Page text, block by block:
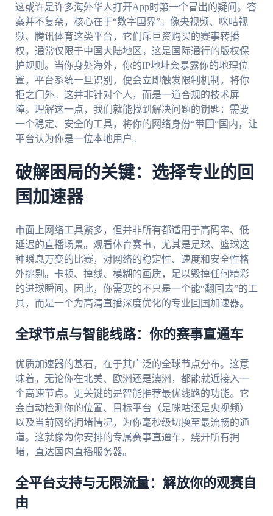
这或许是许多海外华人打开App时第一个冒出的疑问。答
案并不复杂，核心在于“数字国界”。像央视频、咪咕视
频、腾讯体育这类平台，它们斥巨资购买的赛事转播
权，通常仅限于中国大陆地区。这是国际通行的版权保
护规则。当你身处海外，你的IP地址会暴露你的地理位
置，平台系统一旦识别，便会立即触发限制机制，将你
拒之门外。这并非针对个人，而是一道合规的技术屏
障。理解这一点，我们就能找到解决问题的钥匙：需要
一个稳定、安全的工具，将你的网络身份“带回”国内，让
平台认为你是一位本地用户。
破解困局的关键：选择专业的回
国加速器
市面上网络工具繁多，但并非所有都适用于高码率、低
延迟的直播场景。观看体育赛事，尤其是足球、篮球这
种瞬息万变的比赛，对网络的稳定性、速度和安全性格
外挑剔。卡顿、掉线、模糊的画质，足以毁掉任何精彩
的进球瞬间。因此，你需要的不只是一个能“翻回去”的工
具，而是一个为高清直播深度优化的专业回国加速器。
全球节点与智能线路：你的赛事直通车
优质加速器的基石，在于其广泛的全球节点分布。这意
味着，无论你在北美、欧洲还是澳洲，都能就近接入一
个高速节点。更关键的是智能推荐最优线路的功能。它
会自动检测你的位置、目标平台（是咪咕还是央视频）
以及当前网络拥堵情况，为你毫秒级切换至最流畅的通
道。这就像为你安排的专属赛事直通车，绕开所有拥
堵，直达国内直播服务器。
全平台支持与无限流量：解放你的观赛自
由